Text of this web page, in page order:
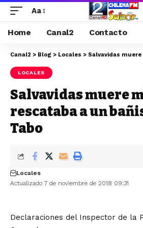
Aa
Home Canal2 Contacto
Canal2 > Blog > Locales > Salvavidas muere
LOCALES
Salvavidas muere
rescataba a un
Tabo
Actualizado 7 de noviembre de 2018 09:31
Locales
Declaraciones del Inspector de la